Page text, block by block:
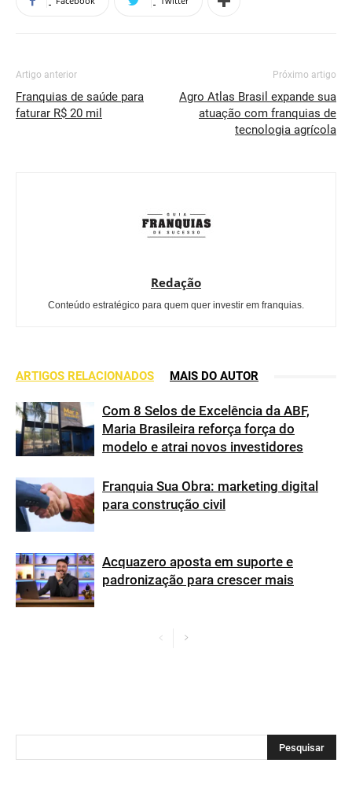
Artigo anterior
Franquias de saúde para
faturar R$ 20 mil
Próximo artigo
Agro Atlas Brasil expande sua
atuação com franquias de
tecnologia agrícola
Redação
Conteúdo estratégico para quem quer investir em franquias.
ARTIGOS RELACIONADOS MAIS DO AUTOR
Com 8 Selos de Excelência da ABF,
Maria Brasileira reforça força do
modelo e atrai novos investidores
Franquia Sua Obra: marketing digital
para construção civil
Acquazero aposta em suporte e
padronização para crescer mais